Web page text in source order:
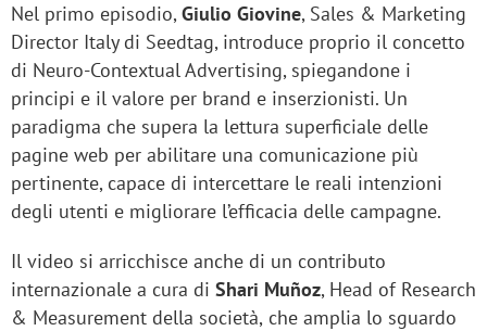
Nel primo episodio,Giulio Giovine, Sales & Marketing
Director Italy di Seedtag, introduce proprio il concetto
di Neuro-Contextual Advertising, spiegandone i
principi e il valore per brand e inserzionisti. Un
paradigma che supera la lettura superficiale delle
pagine web per abilitare una comunicazione più
pertinente, capace di intercettare le reali intenzioni
degli utenti e migliorare l’efficacia delle campagne.
Il video si arricchisce anche di un contributo
internazionale a cura di Shari Muñoz, Head of Research
& Measurement della società, che amplia lo sguardo